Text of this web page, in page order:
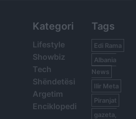
Kategori
Lifestyle
Showbiz
Tech
Shëndetësi
Argetim
Enciklopedi
Tags
Edi Rama
Albania
News
Ilir Meta
Piranjat
gazeta,